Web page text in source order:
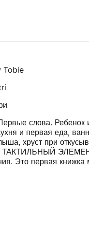
Tobie
слова. Ребенок
и первая еда,
хруст при
ЭЛЕМЕНТ.
Это первая